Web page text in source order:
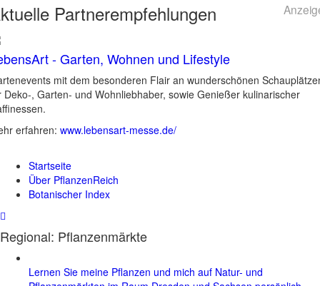
Partnerempfehlungen
- Garten, Wohnen und Lifestyle
mit dem besonderen Flair an wunderschönen
Deko-, Garten- und Wohnliebhaber, sowie Genießer kulinarischer
erfahren: www.lebensart-messe.de/
Startseite
Über PflanzenReich
Botanischer Index
Regional: Pflanzenmärkte
Lernen Sie meine Pflanzen und mich auf Natur- und